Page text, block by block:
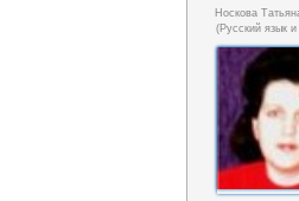
Носкова
(русский язык